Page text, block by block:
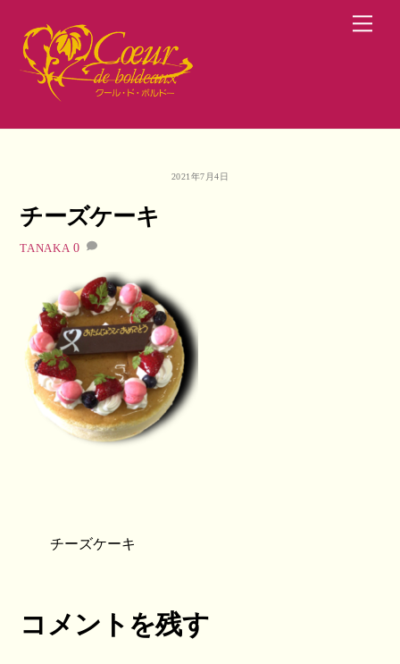
content
2021年7月4日
チーズケーキ
TANAKA 0
チーズケーキ
コメントを残す